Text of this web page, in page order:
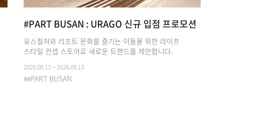
#PART BUSAN : URAGO 신규 입점 프로모션
유스컬처와 리조트 문화를 즐기는 이들을 위한 라이프
스타일 컨셉 스토어로 새로운 트랜드를 제안합니다.
2026.08.13 ~ 2026.09.13
##PART BUSAN